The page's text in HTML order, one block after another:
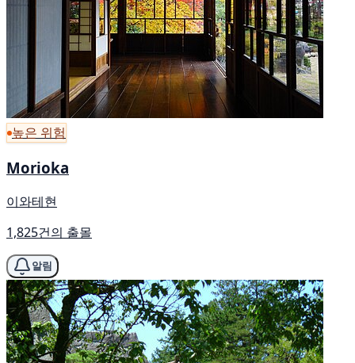
높은 위험
Morioka
이와테현
1,825건의 출몰
알림